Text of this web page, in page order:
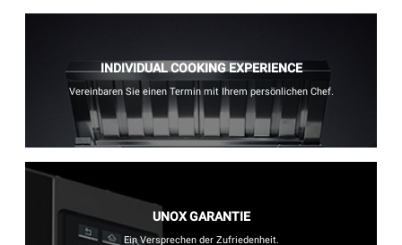
INDIVIDUAL COOKING EXPERIENCE
Vereinbaren Sie einen Termin mit Ihrem persönlichen Chef.
UNOX GARANTIE
Ein Versprechen der Zufriedenheit.